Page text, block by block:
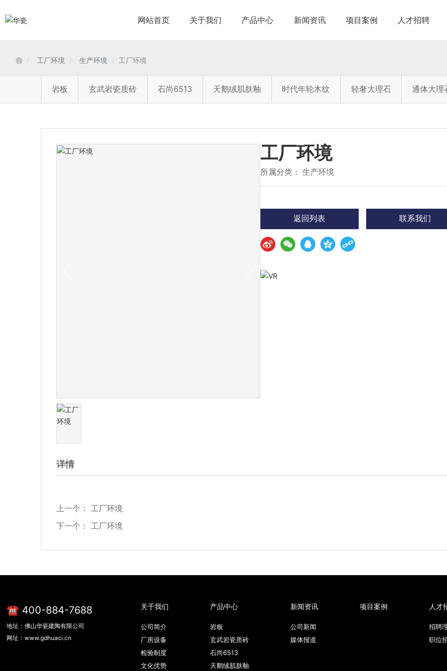
网站首页 关于我们 产品中心 新闻资讯 项目案例 人才招聘
工厂环境 生产环境 工厂环境
岩板 玄武岩瓷质砖 石尚6513 天鹅绒肌肤釉 时代年轮木纹 轻奢大理石 通体大理
工厂环境
所属分类： 生产环境
返回列表 联系我们
详情
上一个：工厂环境
下一个：工厂环境
☎ 400-884-7688
地址：佛山华瓷建陶有限公司
网址：www.gdhuaci.cn
关于我们
公司简介
厂房设备
检验制度
文化优势
产品中心
岩板
玄武岩瓷质砖
石尚6513
天鹅绒肌肤釉
新闻资讯
公司新闻
媒体报道
项目案例 人才
招聘
职位